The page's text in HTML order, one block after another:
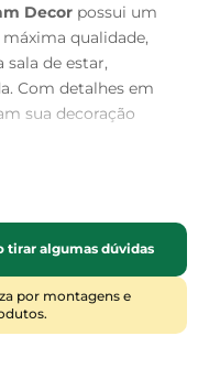
Decor possui um
qualidade,
sala de estar,
Com detalhes em
sua decoração
já a sua!
tirar algumas dúvidas
por montagens e